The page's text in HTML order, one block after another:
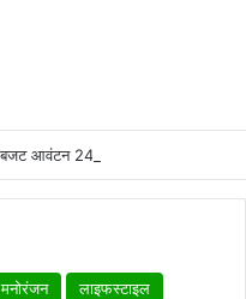
मनोरंजन लाइफस्टाइल